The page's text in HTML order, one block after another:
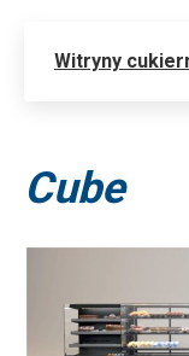
Witryny
Cube